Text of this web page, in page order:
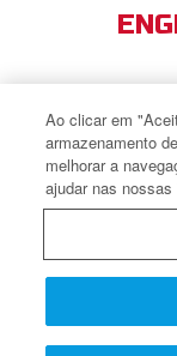
O que
Ao clicar em
armazenamento
melhorar a
ajudar nas